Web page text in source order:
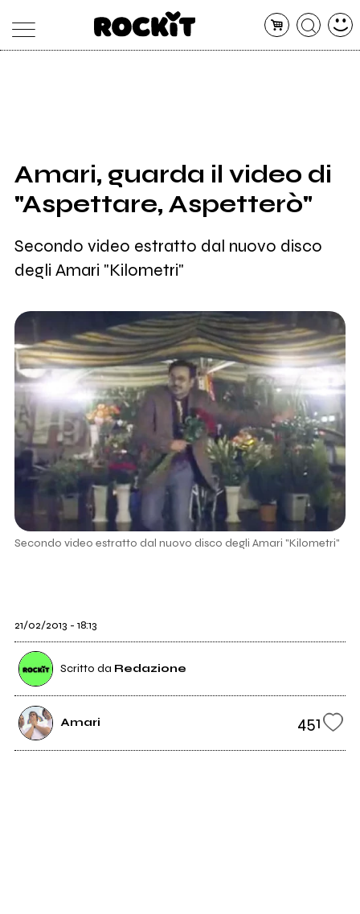
SHOP
RADIO
Amari, guarda il video di
"Aspettare, Aspetterò"
Secondo video estratto dal nuovo disco
degli Amari "Kilometri"
Secondo video estratto dal nuovo disco degli Amari "Kilometri"
21/02/2013 - 18:13
Scritto da Redazione
Amari 451